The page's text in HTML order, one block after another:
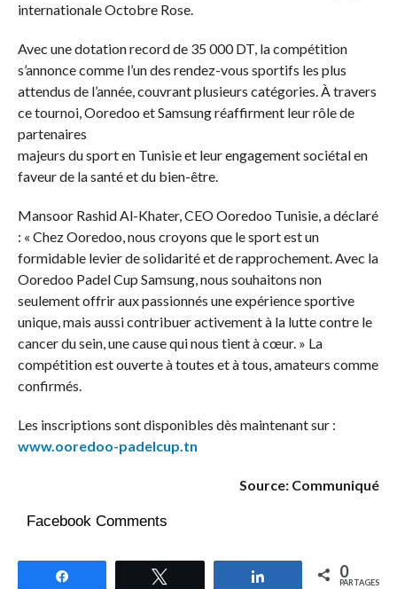
internationale Octobre Rose.
Avec une dotation record de 35 000 DT, la compétition
s’annonce comme l’un des rendez-vous sportifs les plus
attendus de l’année, couvrant plusieurs catégories. À travers
ce tournoi, Ooredoo et Samsung réaffirment leur rôle de
partenaires
majeurs du sport en Tunisie et leur engagement sociétal en
faveur de la santé et du bien-être.
Mansoor Rashid Al-Khater, CEO Ooredoo Tunisie, a déclaré
: « Chez Ooredoo, nous croyons que le sport est un
formidable levier de solidarité et de rapprochement. Avec la
Ooredoo Padel Cup Samsung, nous souhaitons non
seulement offrir aux passionnés une expérience sportive
unique, mais aussi contribuer activement à la lutte contre le
cancer du sein, une cause qui nous tient à cœur. » La
compétition est ouverte à toutes et à tous, amateurs comme
confirmés.
Les inscriptions sont disponibles dès maintenant sur :
www.ooredoo-padelcup.tn
Source: Communiqué
Facebook Comments
Partagez 0
PARTAGES